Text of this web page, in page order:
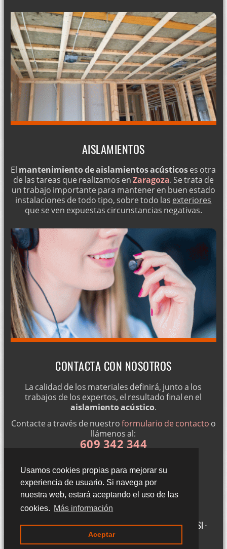
Usamos cookies propias para mejorar su
experiencia de usuario. Si navega por
nuestra web, estará aceptando el uso de las
cookies. Más información
Aceptar
AISLAMIENTOS
El mantenimiento de aislamientos acústicoses otra
de las tareas que realizamos enZaragoza. Se trata de
un trabajo importante para mantener en buen estado
instalaciones de todo tipo, sobre todo las exteriores
que se ven expuestas circunstancias negativas.
CONTACTA CON NOSOTROS
La calidad de los materiales definirá, junto a los
trabajos de los expertos, el resultado final en el
aislamiento acústico.
Contacte a través de nuestroformulario de contacto o
llámenos al:
609 342 344
Gigantillas 3, 3ºA - 50015 Zaragoza (Zaragoza) ·Aviso legal LSSI ·
Política de cookies · Política de privacidad